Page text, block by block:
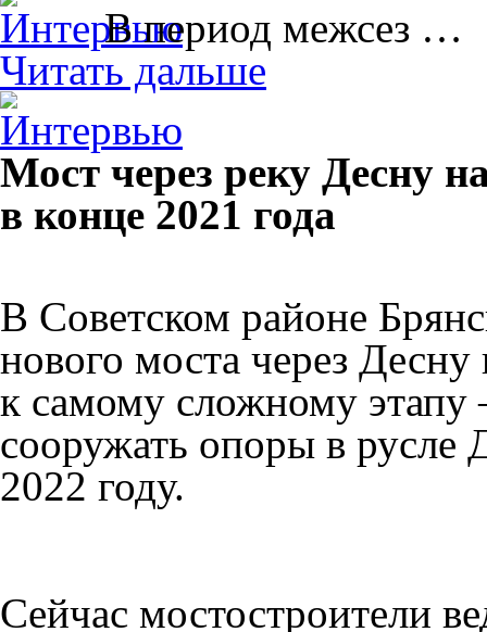
В период межсез …
Читать дальше
Мост через реку Десну
в конце 2021 года
В Советском районе
нового моста через
к самому сложному этапу
сооружать опоры в русле
2022 году.
Сейчас мостостроители